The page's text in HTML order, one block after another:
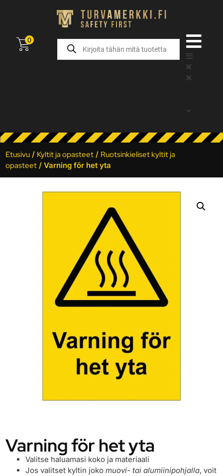
0
Etusivu / Kyltit ja opasteet / Ruotsinkieliset kyltit ja
opasteet / Varning för het yta
Varning för het yta
Valitse haluamasi koko ja materiaali
Jos valitset kyltin jokomuovi- tai alumiinipohjalla, voit